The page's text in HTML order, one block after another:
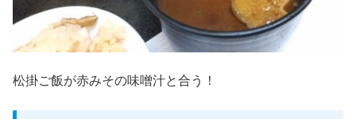
松掛ご飯が赤みその味噌汁と合う！